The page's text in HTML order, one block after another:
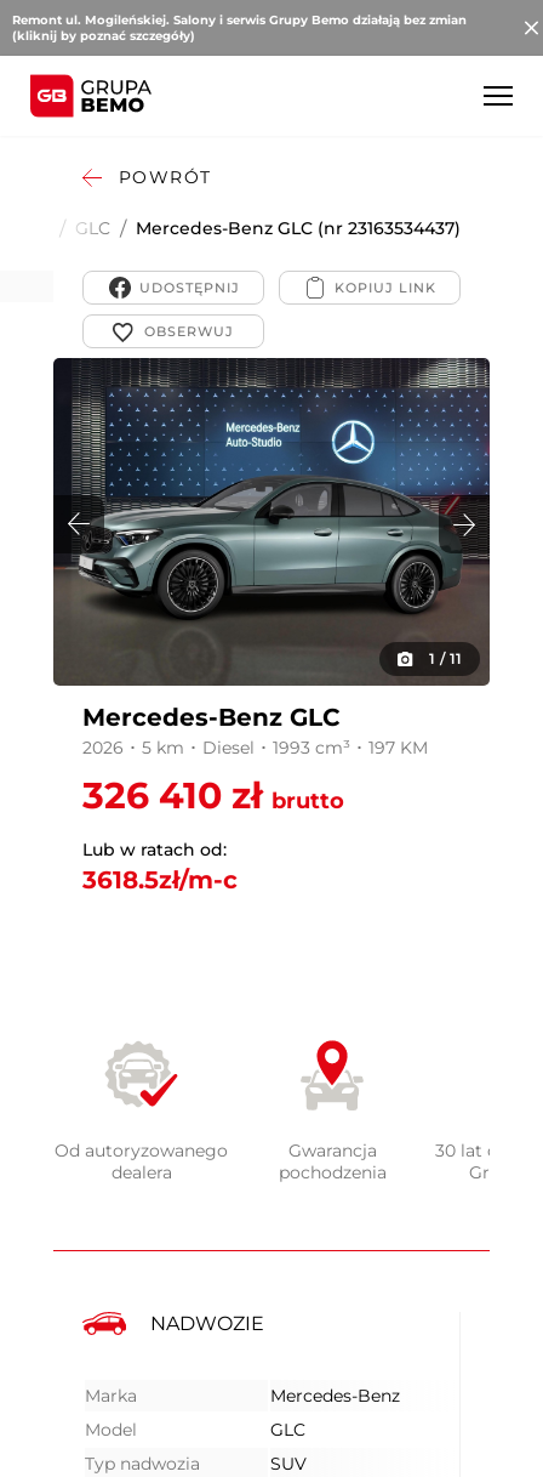
Remont ul. Mogileńskiej. Salony i serwis Grupy Bemo działają bez zmian
(kliknij by poznać szczegóły)
POWRÓT
/ GLC / Mercedes-Benz GLC (nr 23163534437)
1 / 11
UDOSTĘPNIJ
Od autoryzowanego
dealera
Gwarancja
pochodzenia
30 lat
Grupy
NADWOZIE
Marka
Mercedes-Benz
Model
GLC
Typ nadwozia
SUV
Mercedes-Benz GLC
2026 ･ 5 km ･ Diesel ･ 1993 cm³ ･ 197 KM
326 410 zł brutto
Lub w ratach od:
3618.5zł/m-c